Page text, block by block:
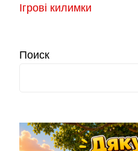
Ігрові килимки
Поиск